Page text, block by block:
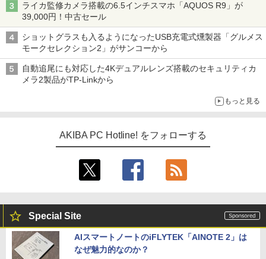
ライカ監修カメラ搭載の6.5インチスマホ「AQUOS R9」が
39,000円！中古セール
ショットグラスも入るようになったUSB充電式燻製器「グルメス
モークセレクション2」がサンコーから
自動追尾にも対応した4Kデュアルレンズ搭載のセキュリティカ
メラ2製品がTP-Linkから
もっと見る
AKIBA PC Hotline! をフォローする
Special Site
AIスマートノートのiFLYTEK「AINOTE 2」は
なぜ魅力的なのか？